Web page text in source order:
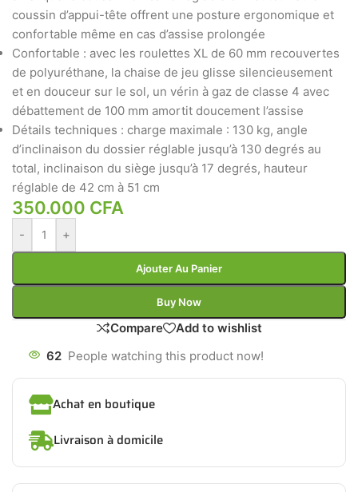
coussin d’appui-tête offrent une posture ergonomique et
confortable même en cas d’assise prolongée
Confortable : avec les roulettes XL de 60 mm recouvertes
de polyuréthane, la chaise de jeu glisse silencieusement
et en douceur sur le sol, un vérin à gaz de classe 4 avec
débattement de 100 mm amortit doucement l’assise
Détails techniques : charge maximale : 130 kg, angle
d’inclinaison du dossier réglable jusqu’à 130 degrés au
total, inclinaison du siège jusqu’à 17 degrés, hauteur
réglable de 42 cm à 51 cm
350.000 CFA
- +
Ajouter Au Panier
Buy Now
Compare
Add to wishlist
62 People watching this product now!
Achat en boutique
Livraison à domicile